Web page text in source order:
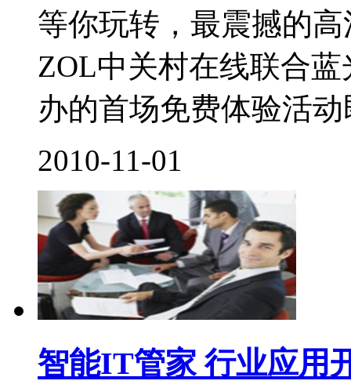
等你玩转，最震撼的
ZOL中关村在线联合
办的首场免费体验活
2010-11-01
智能IT管家 行业应用